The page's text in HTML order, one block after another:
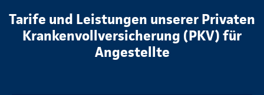
Tarife und Leistungen unserer Privaten
Krankenvollversicherung (PKV) für
Angestellte